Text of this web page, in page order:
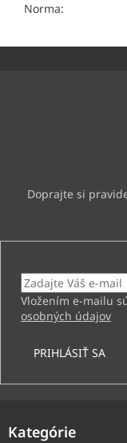
Norma:
Vložením e-mailu
osobných údajov
PRIHLÁSIŤ SA
Kategórie